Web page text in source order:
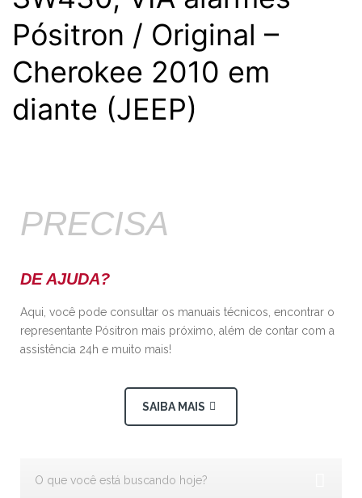
Pósitron / Original –
Cherokee 2010 em
diante (JEEP)
PRECISA
DE AJUDA?
Aqui, você pode consultar os manuais técnicos, encontrar o
representante Pósitron mais próximo, além de contar com a
assistência 24h e muito mais!
SAIBA MAIS